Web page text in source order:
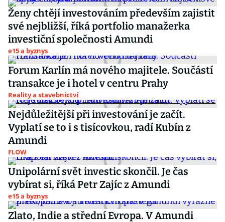
Ženy chtějí investováním především zajistit
své nejbližší, říká portfolio manažerka
investiční společnosti Amundi
e15 a byznys
Forum Karlín má nového majitele. Součástí
transakce je i hotel v centru Prahy
Reality a stavebnictví
Nejdůležitější při investování je začít.
Vyplatí se to i s tisícovkou, radí Kubín z
Amundi
FLOW
Unipolární svět investic skončil. Je čas
vybírat si, říká Petr Zajíc z Amundi
e15 a byznys
Zlato, Indie a střední Evropa. V Amundi